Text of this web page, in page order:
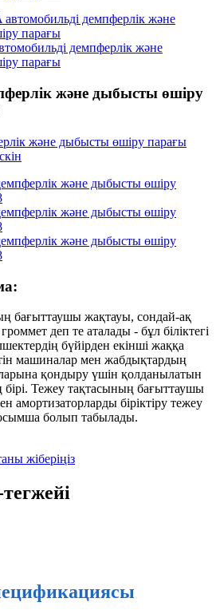
демпферлік және
парағы
және дыбысты өшіру
бағыттаушы жақтауы, сондай-ақ
деп те аталады - бұл біліктегі
бүйірден екінші жаққа
машиналар мен жабдықтардың
қондыру үшін қолданылатын
бірі. Тежеу тақтасының бағыттаушы
амортизаторларды біріктіру тежеу
болып табылады.
жіберіңіз